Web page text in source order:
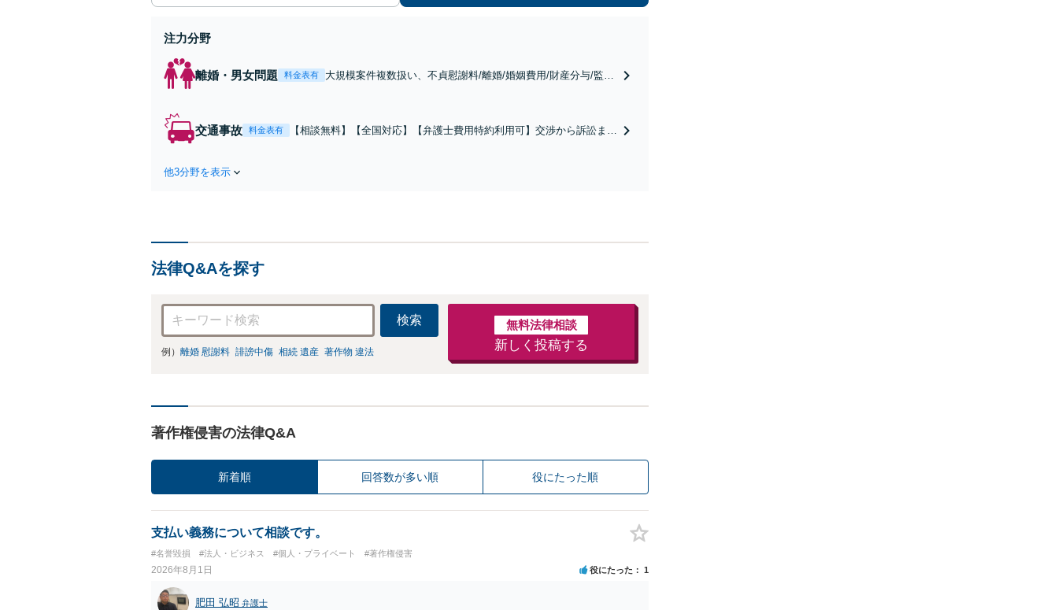
注力分野
離婚・男女問題 料金表有
大規模案件複数扱い、不貞慰謝料/離婚/婚姻費用/財産分与/監護
交通事故 料金表有
【相談無料】【全国対応】【弁護士費用特約利用可】交渉から訴訟まで
他3分野を表示
法律Q&Aを探す
検索
例） 離婚 慰謝料 誹謗中傷 相続 遺産 著作物 違法
無料法律相談
新しく投稿する
著作権侵害の法律Q&A
新着順 回答数が多い順 役にたった順
支払い義務について相談です。
#名誉毀損 #法人・ビジネス #個人・プライベート #著作権侵害
2026年8月1日 役にたった 1
肥田 弘昭 弁護士